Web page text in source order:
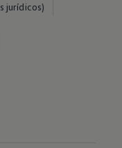
jurídicos)